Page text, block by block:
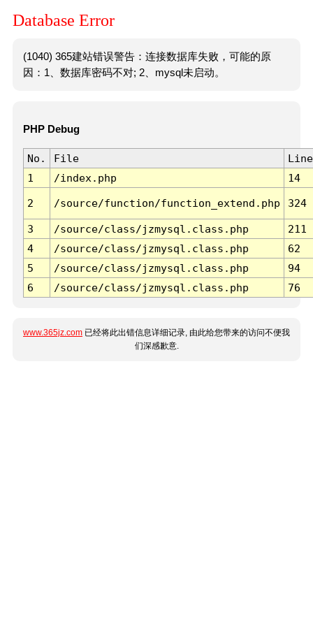
Database Error
(1040) 365建站错误警告：连接数据库失败，可能的原
因：1、数据库密码不对; 2、mysql未启动。
PHP Debug
No. File
Line
1
/index.php 14
2 /source/function/function_extend.php 324
3 /source/class/jzmysql.class.php
211
4
/source/class/jzmysql.class.php
62
5
/source/class/jzmysql.class.php
94
6
/source/class/jzmysql.class.php 76
www.365jz.com 已经将此出错信息详细记录, 由此给您带来的访问不便我
们深感歉意.